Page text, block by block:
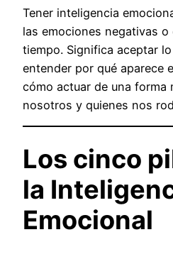
Tener inteligencia
las emociones negativas
tiempo. Significa aceptar
entender por qué aparece
cómo actuar de una forma
nosotros y quienes nos
Los cinco
la
Emocional